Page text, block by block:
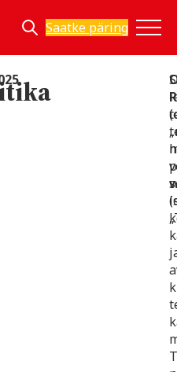
Saatke päring